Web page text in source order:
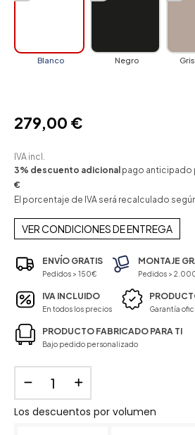
Blanco Negro
279,00 €
IVA incl.
3% descuento adicional pago anticipado
€
El porcentaje de IVA será recalculado
VER CONDICIONES DE ENTREGA
ENVÍO GRATIS
Pedidos > 150€
MONTAJE
Pedidos >
IVA INCLUIDO
En todos los precios Garantía
PRODUCTO FABRICADO PARA TI
Bajo pedido personalizado
Los descuentos por volumen